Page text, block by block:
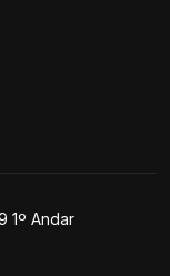
1º Andar